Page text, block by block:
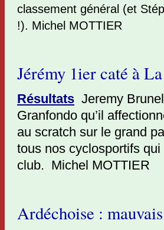
classement général (et
!). Michel MOTTIER
Jérémy 1ier caté à
Résultats Jeremy
Granfondo qu’il
au scratch sur le grand
tous nos cyclosportifs
club. Michel MOTTIER
Ardéchoise :